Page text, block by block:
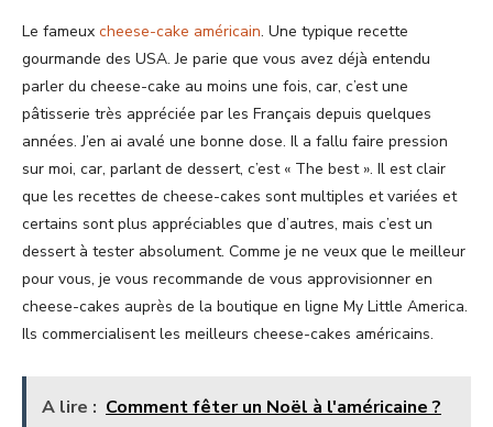
Le fameux cheese-cake américain. Une typique recette
gourmande des USA. Je parie que vous avez déjà entendu
parler du cheese-cake au moins une fois, car, c’est une
pâtisserie très appréciée par les Français depuis quelques
années. J’en ai avalé une bonne dose. Il a fallu faire pression
sur moi, car, parlant de dessert, c’est « The best ». Il est clair
que les recettes de cheese-cakes sont multiples et variées et
certains sont plus appréciables que d’autres, mais c’est un
dessert à tester absolument. Comme je ne veux que le meilleur
pour vous, je vous recommande de vous approvisionner en
cheese-cakes auprès de la boutique en ligne My Little America.
Ils commercialisent les meilleurs cheese-cakes américains.
A lire : Comment fêter un Noël à l'américaine ?